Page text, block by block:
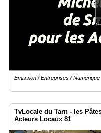
Emission / Entreprises / Numérique
TvLocale du Tarn - les
Acteurs Locaux 81